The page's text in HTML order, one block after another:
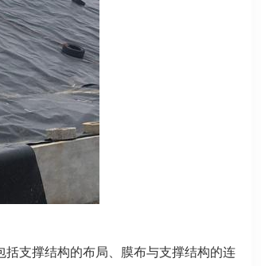
支撑结构的布局、膜布与支撑结构的连